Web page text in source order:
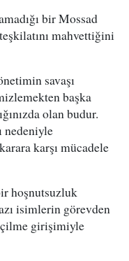
bir Mossad
mahvettiğini
savaşı
başka
olan budur.
nedeniyle
karşı mücadele
hoşnutsuzluk
isimlerin görevden
girişimiyle